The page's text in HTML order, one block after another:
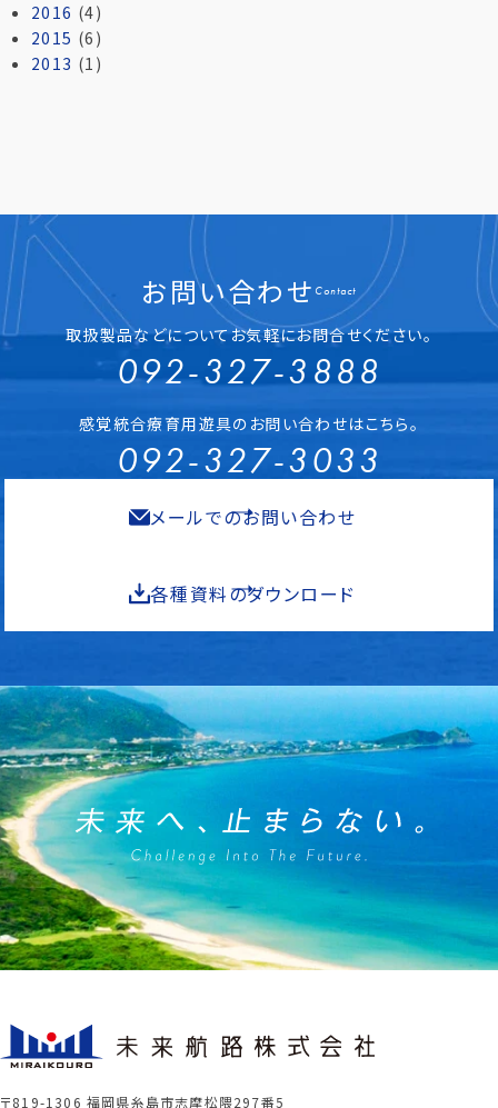
2016 (4)
2015 (6)
2013 (1)
お問い合わせ Contact
取扱製品などについてお気軽にお問合せください。
092-327-3888
感覚統合療育用遊具のお問い合わせはこちら。
092-327-3033
メールでのお問い合わせ
各種資料のダウンロード
〒819-1306 福岡県糸島市志摩松隈297番5